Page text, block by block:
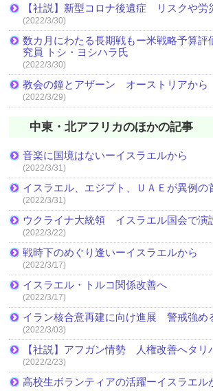
【社説】新型コロナ後遺症 リスクや労
(2022/3/30)
数カ月にわたる長期戦もー米戦略予算評
究員 トシ・ヨシハラ氏
(2022/3/30)
教会の鐘とアザーン オーストリアから
(2022/3/29)
中東・北アフリカのほかの記事
音楽に国境はないーイスラエルから
(2022/3/31)
イスラエル、エジプト、ＵＡＥが異例の
(2022/3/31)
ウクライナ大統領 イスラエル国会で演
(2022/3/22)
戦時下のめぐり逢いーイスラエルから
(2022/3/17)
イスラエル・トルコ関係改善へ
(2022/3/17)
イラン核合意再建に向け進展 警戒強め
(2022/3/03)
【社説】アフガン情勢 人権改善へタリ
(2022/2/23)
高校生ボランティアの活躍ーイスラエル